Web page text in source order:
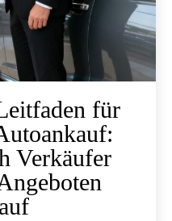
für
Verkäufer